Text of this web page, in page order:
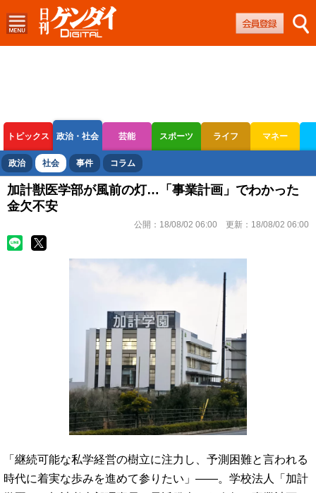
トピックス 政治・社会 芸能 スポーツ ライフ マネー
ボートレース 競輪 オートレース
政治 社会 事件 コラム
加計獣医学部が風前の灯…「事業計画」でわかった
金欠不安
公開： 18/08/02 06:00 更新： 18/08/02 06:00
「継続可能な私学経営の樹立に注力し、予測困難と言われる
時代に着実な歩みを進めて参りたい」――。学校法人「加計